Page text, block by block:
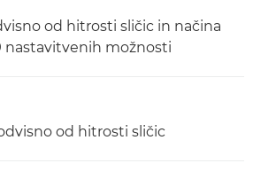
od hitrosti sličic in načina
nastavitvenih možnosti
odvisno od hitrosti sličic